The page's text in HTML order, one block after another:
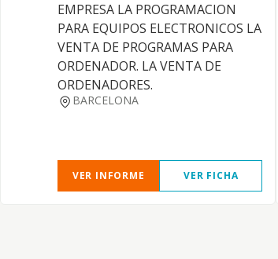
EMPRESA LA PROGRAMACION
PARA EQUIPOS ELECTRONICOS LA
VENTA DE PROGRAMAS PARA
ORDENADOR. LA VENTA DE
ORDENADORES.
BARCELONA
VER INFORME VER FICHA